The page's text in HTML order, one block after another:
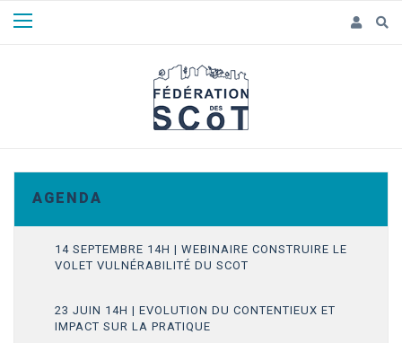
A G E N D A
14 SEPTEMBRE 14H | WEBINAIRE CONSTRUIRE LE
VOLET VULNÉRABILITÉ DU SCOT
23 JUIN 14H | EVOLUTION DU CONTENTIEUX ET
IMPACT SUR LA PRATIQUE